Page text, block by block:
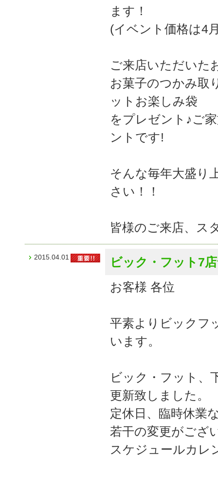
ます！
(イベント価格は4
ご来店いただいた
お菓子のつかみ取
ットお楽しみ袋
をプレゼント♪ご
ントです!
そんな毎年大盛り
さい！！
皆様のご来店、ス
2015.04.01
ビック・フット7
お客様 各位
平素よりビックフ
います。
ビック・フット、
更新致しました。
定休日、臨時休業
若干の変更がござ
スケジュールカレ